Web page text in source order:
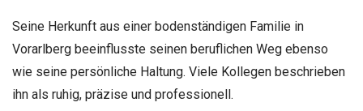
Seine Herkunft aus einer bodenständigen Familie in
Vorarlberg beeinflusste seinen beruflichen Weg ebenso
wie seine persönliche Haltung. Viele Kollegen beschrieben
ihn als ruhig, präzise und professionell.